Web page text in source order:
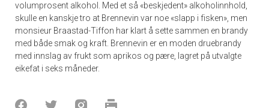
volumprosent alkohol. Med et så «beskjedent» alkoholinnhold,
skulle en kanskje tro at Brennevin var noe «slapp i fisken», men
monsieur Braastad-Tiffon har klart å sette sammen en brandy
med både smak og kraft. Brennevin er en moden druebrandy
med innslag av frukt som aprikos og pære, lagret på utvalgte
eikefat i seks måneder.